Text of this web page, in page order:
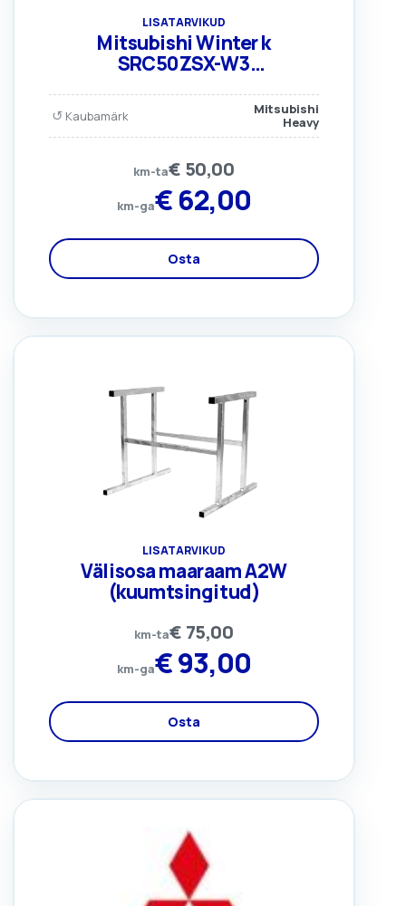
LISATARVIKUD
Mitsubishi Winter k
SRC50ZSX-W3
↺ Kaubamärk
Mitsubishi
Heavy
km-ta€ 50,00
km-ga€62,00
Osta
LISATARVIKUD
Välisosa maaraam A2W
(kuumtsingitud)
km-ta€ 75,00
km-ga€93,00
Osta